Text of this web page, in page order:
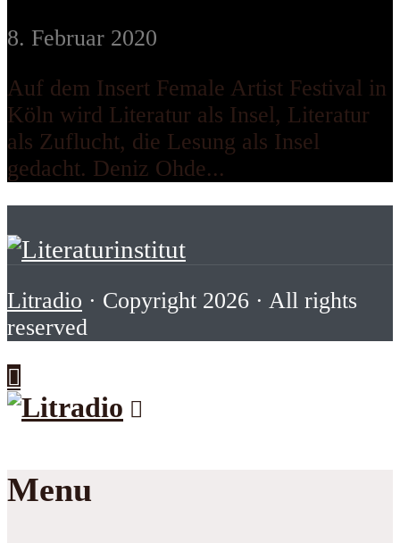
8. Februar 2020
Auf dem Insert Female Artist Festival in
Köln wird Literatur als Insel, Literatur
als Zuflucht, die Lesung als Insel
gedacht. Deniz Ohde...
Litradio · Copyright 2026 · All rights
reserved
Menu